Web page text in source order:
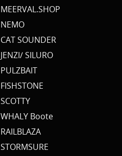
MEERVAL.SHOP
NEMO
CAT SOUNDER
JENZI/ SILURO
PULZBAIT
FISHSTONE
SCOTTY
WHALY Boote
RAILBLAZA
STORMSURE